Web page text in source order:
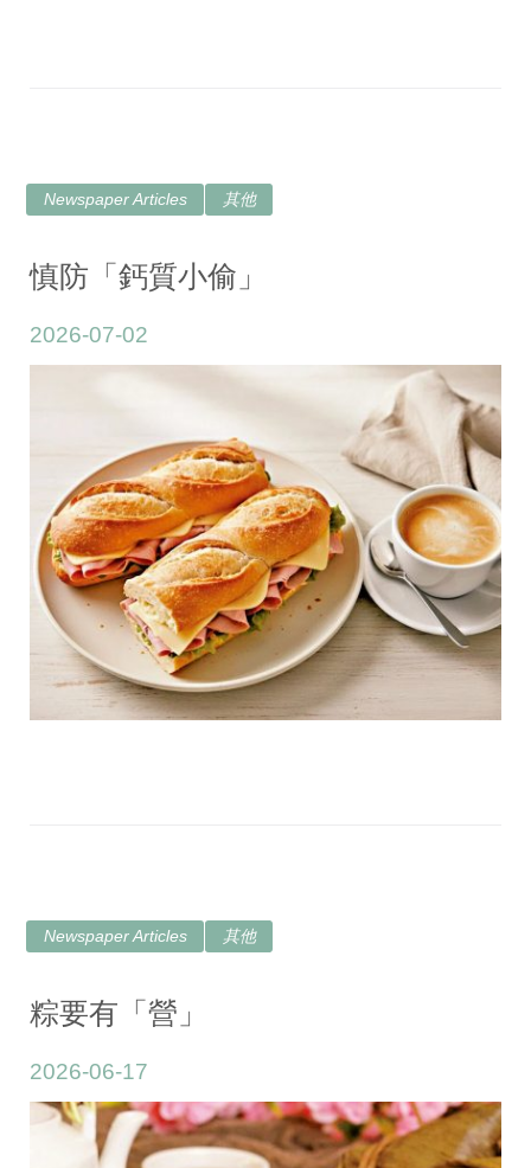
Newspaper Articles 其他
慎防「鈣質小偷」
2026-07-02
Newspaper Articles 其他
粽要有「營」
2026-06-17